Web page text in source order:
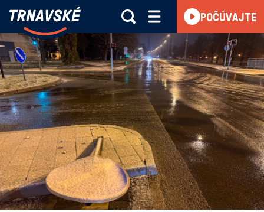
Skočiť na obsah
Trnavské
Vieme,
čo
sa
v
kraji
POČÚVAJTE